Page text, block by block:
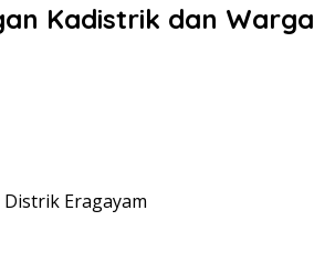
Kadistrik dan Warga
Eragayam